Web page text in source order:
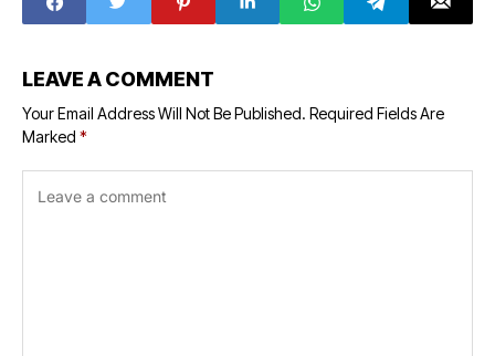
LEAVE A COMMENT
Your Email Address Will Not Be Published. Required Fields Are
Marked *